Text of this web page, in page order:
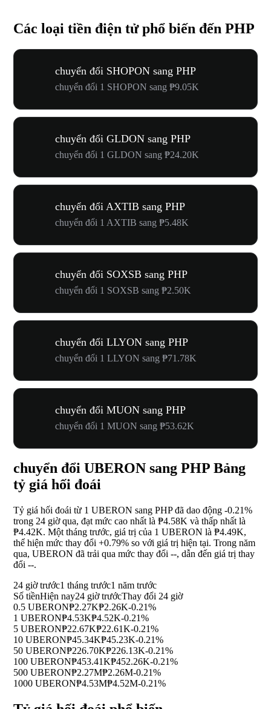
Các loại tiền điện tử phổ biến đến PHP
chuyển đổi SHOPON sang PHP
chuyển đổi 1 SHOPON sang ₱9.05K
chuyển đổi GLDON sang PHP
chuyển đổi 1 GLDON sang ₱24.20K
chuyển đổi AXTIB sang PHP
chuyển đổi 1 AXTIB sang ₱5.48K
chuyển đổi SOXSB sang PHP
chuyển đổi 1 SOXSB sang ₱2.50K
chuyển đổi LLYON sang PHP
chuyển đổi 1 LLYON sang ₱71.78K
chuyển đổi MUON sang PHP
chuyển đổi 1 MUON sang ₱53.62K
chuyển đổi UBERON sang PHP Bảng
tỷ giá hối đoái
Tỷ giá hối đoái từ 1 UBERON sang PHP đã dao động -0.21%
trong 24 giờ qua, đạt mức cao nhất là ₱4.58K và thấp nhất là
₱4.42K. Một tháng trước, giá trị của 1 UBERON là ₱4.49K,
thể hiện mức thay đổi +0.79% so với giá trị hiện tại. Trong năm
qua, UBERON đã trải qua mức thay đổi --, dẫn đến giá trị thay
đổi --.
24 giờ trước1 tháng trước1 năm trước
Số tiềnHiện nay24 giờ trướcThay đổi 24 giờ
0.5 UBERON₱2.27K₱2.26K-0.21%
1 UBERON₱4.53K₱4.52K-0.21%
5 UBERON₱22.67K₱22.61K-0.21%
10 UBERON₱45.34K₱45.23K-0.21%
50 UBERON₱226.70K₱226.13K-0.21%
100 UBERON₱453.41K₱452.26K-0.21%
500 UBERON₱2.27M₱2.26M-0.21%
1000 UBERON₱4.53M₱4.52M-0.21%